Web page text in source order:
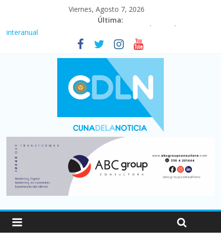
Viernes, Agosto 7, 2026
Última:
Fuerte caída de la venta de autos usados en julio: bajó un 12,6%
Central venció 1 a 0 al River de Coudet en el Monumental
La morosidad alcanzó su nivel más alto en dos décadas y ya
afecta a 400 mil deudores en Santa Fe
Desde que asumió Milei cerraron 41.000 kioscos: el sector
denuncia crisis como en 2001
Vacaciones de invierno con más movimiento y consumo
turístico: 4,6 millones de personas viajaron por el país, un 5,9%